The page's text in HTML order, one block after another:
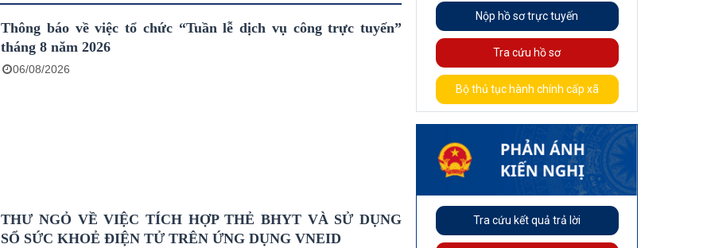
Thông báo về việc tổ chức “Tuần lễ dịch vụ công trực tuyến”
tháng 8 năm 2026
06/08/2026
THƯ NGỎ VỀ VIỆC TÍCH HỢP THẺ BHYT VÀ SỬ DỤNG
SỔ SỨC KHOẺ ĐIỆN TỬ TRÊN ỨNG DỤNG VNEID
Nộp hồ sơ trực tuyến
Tra cứu hồ sơ
Bộ thủ tục hành chính cấp xã
Tra cứu kết quả trả lời